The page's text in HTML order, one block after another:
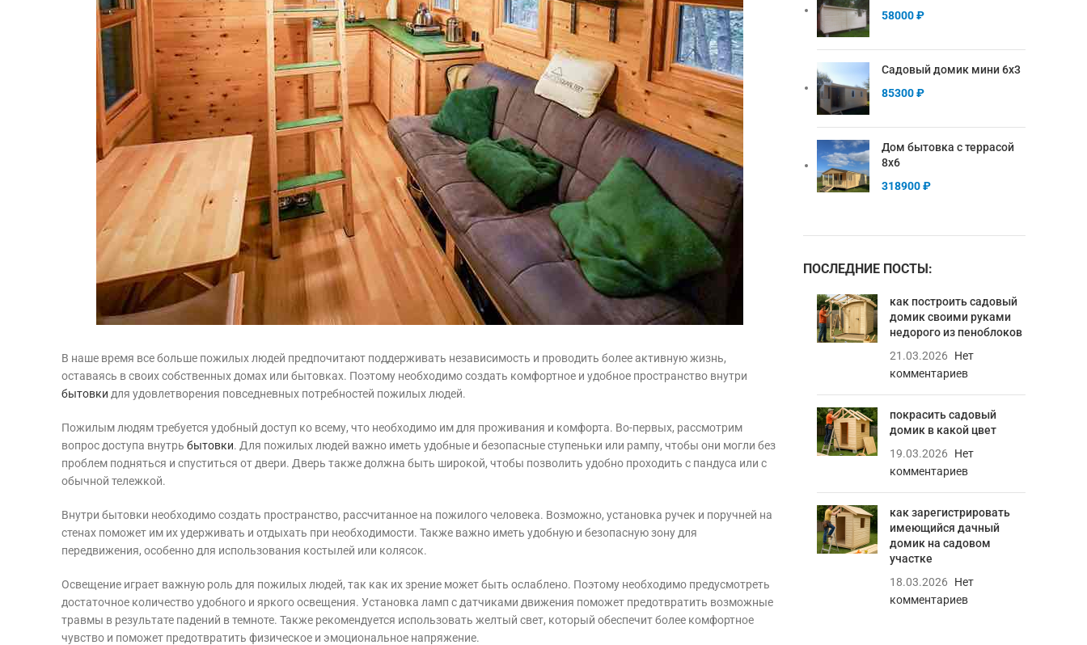
В наше время все больше пожилых людей предпочитают поддерживать независимость и проводить более активную жизнь,
оставаясь в своих собственных домах или бытовках. Поэтому необходимо создать комфортное и удобное пространство внутри
бытовки для удовлетворения повседневных потребностей пожилых людей.
Пожилым людям требуется удобный доступ ко всему, что необходимо им для проживания и комфорта. Во-первых, рассмотрим
вопрос доступа внутрь бытовки. Для пожилых людей важно иметь удобные и безопасные ступеньки или рампу, чтобы они могли без
проблем подняться и спуститься от двери. Дверь также должна быть широкой, чтобы позволить удобно проходить с пандуса или с
обычной тележкой.
Внутри бытовки необходимо создать пространство, рассчитанное на пожилого человека. Возможно, установка ручек и поручней на
стенах поможет им их удерживать и отдыхать при необходимости. Также важно иметь удобную и безопасную зону для
передвижения, особенно для использования костылей или колясок.
Освещение играет важную роль для пожилых людей, так как их зрение может быть ослаблено. Поэтому необходимо предусмотреть
достаточное количество удобного и яркого освещения. Установка ламп с датчиками движения поможет предотвратить возможные
травмы в результате падений в темноте. Также рекомендуется использовать желтый свет, который обеспечит более комфортное
чувство и поможет предотвратить физическое и эмоциональное напряжение.
58000₽
Садовый домик мини 6х3
85300₽
Дом бытовка с террасой
8х6
318900₽
ПОСЛЕДНИЕ ПОСТЫ:
как построить садовый
домик своими руками
недорого из пеноблоков
21.03.2026
Нет
комментариев
покрасить садовый
домик в какой цвет
19.03.2026
Нет
комментариев
как зарегистрировать
имеющийся дачный
домик на садовом
участке
18.03.2026
Нет
комментариев